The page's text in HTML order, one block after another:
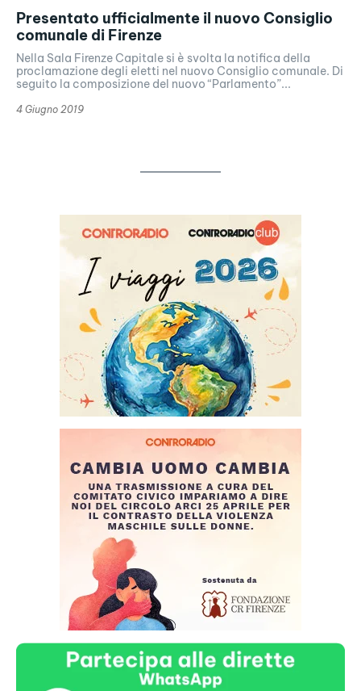
Presentato ufficialmente il nuovo Consiglio
comunale di Firenze
Nella Sala Firenze Capitale si è svolta la notifica della
proclamazione degli eletti nel nuovo Consiglio comunale. Di
seguito la composizione del nuovo “Parlamento”...
4 Giugno 2019